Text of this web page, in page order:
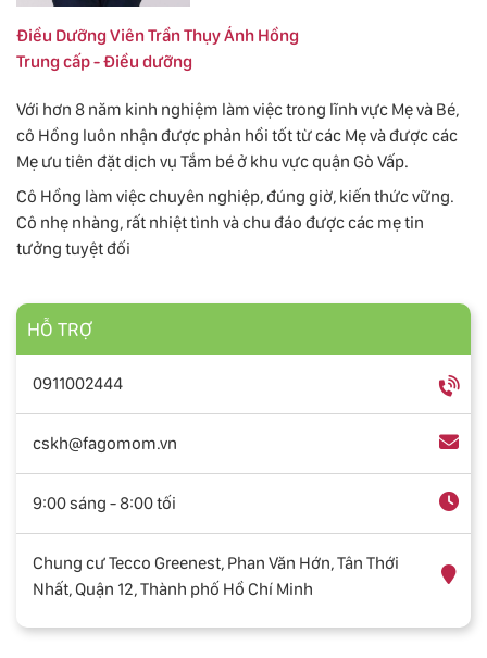
Điều Dưỡng Viên Trần Thụy Ánh Hồng
Trung cấp - Điều dưỡng
Với hơn 8 năm kinh nghiệm làm việc trong lĩnh vực Mẹ và Bé,
cô Hồng luôn nhận được phản hồi tốt từ các Mẹ và được các
Mẹ ưu tiên đặt dịch vụ Tắm bé ở khu vực quận Gò Vấp.
Cô Hồng làm việc chuyên nghiệp, đúng giờ, kiến thức vững.
Cô nhẹ nhàng, rất nhiệt tình và chu đáo được các mẹ tin
tưởng tuyệt đối
HỖ TRỢ
0911002444
cskh@fagomom.vn
9:00 sáng - 8:00 tối
Chung cư Tecco Greenest, Phan Văn Hớn, Tân Thới
Nhất, Quận 12, Thành phố Hồ Chí Minh